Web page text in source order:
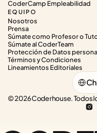
CoderCamp Empleabilidad
EQUIPO
Nosotros
Prensa
Súmate como Profesor o
Súmate al CoderTeam
Protección de Datos
Términos y Condiciones
Lineamientos Editoriales
Select
© 2026 Coderhouse. Todos